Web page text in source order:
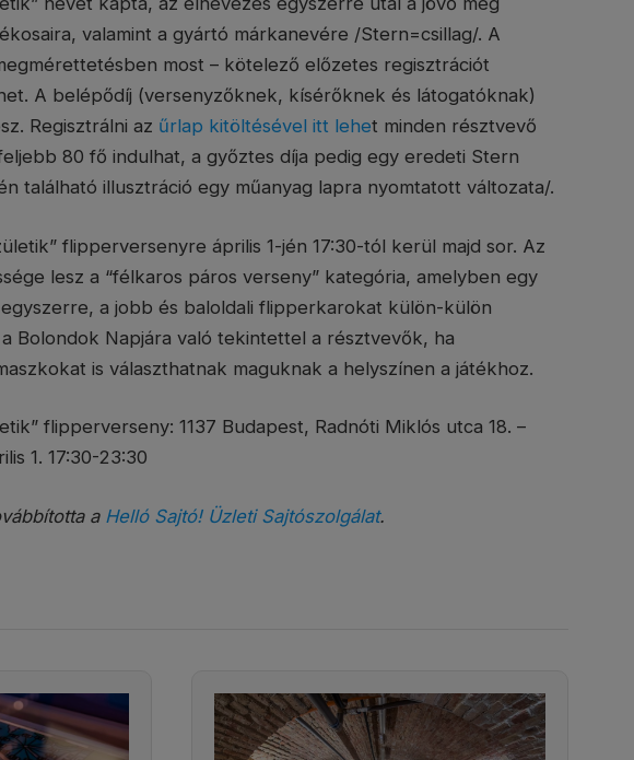
valamint a gyártó márkanevére /Stern=csillag/. A
most – kötelező előzetes regisztrációt
A belépődíj (versenyzőknek, kísérőknek és látogatóknak)
Regisztrálni az űrlap kitöltésével itt lehet minden résztvevő
80 fő indulhat, a győztes díja pedig egy eredeti Stern
található illusztráció egy műanyag lapra nyomtatott változata/.
flipperversenyre április 1-jén 17:30-tól kerül majd sor. Az
lesz a “félkaros páros verseny” kategória, amelyben egy
a jobb és baloldali flipperkarokat külön-külön
Bolondok Napjára való tekintettel a résztvevők, ha
is választhatnak maguknak a helyszínen a játékhoz.
flipperverseny: 1137 Budapest, Radnóti Miklós utca 18. –
1. 17:30-23:30
a Helló Sajtó! Üzleti Sajtószolgálat.